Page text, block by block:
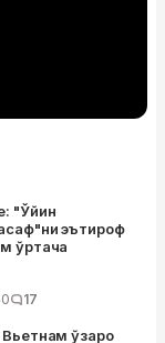
"Ўйин
эътироф
ўртача
17
ўзаро